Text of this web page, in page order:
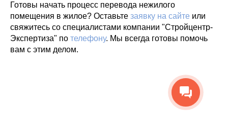
Готовы начать процесс перевода нежилого
помещения в жилое? Оставьте заявку на сайте или
свяжитесь со специалистами компании "Стройцентр-
Экспертиза" по телефону. Мы всегда готовы помочь
вам с этим делом.